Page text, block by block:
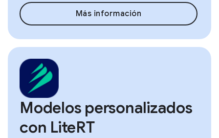
Más información
Modelos personalizados
con LiteRT